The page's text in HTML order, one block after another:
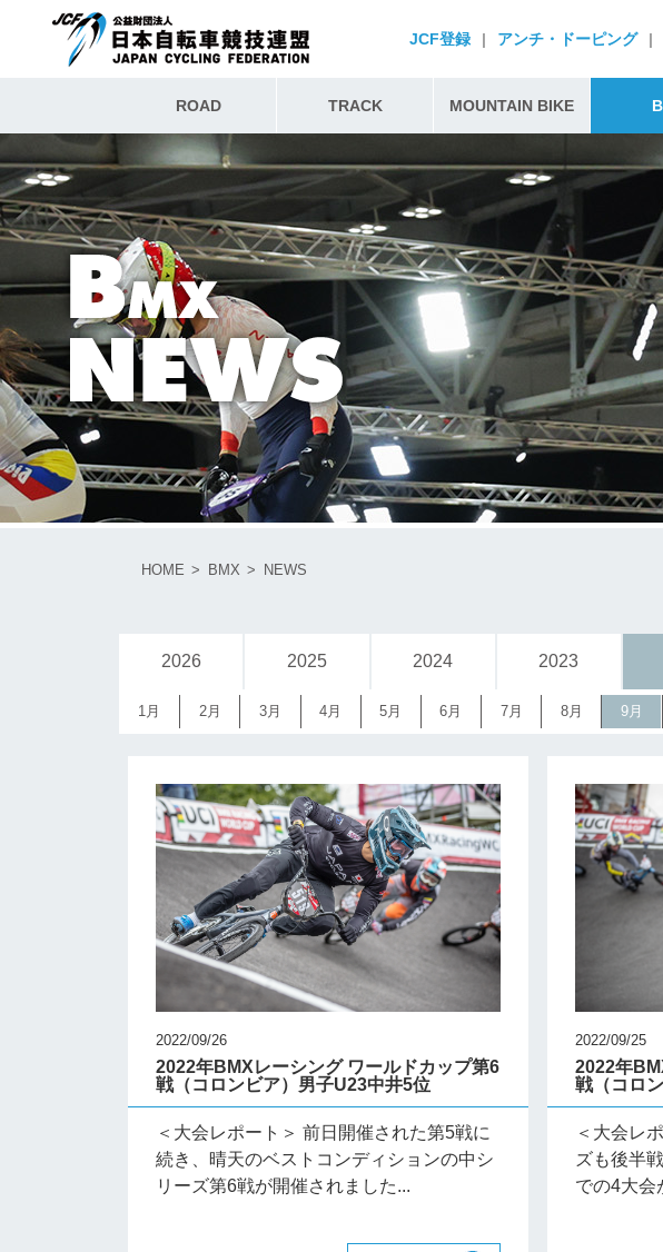
JCF登録 | アンチ・ドーピング |
ROAD TRACK MOUNTAIN BIKE
HOME BMX NEWS
2026 2025 2024 2023
1月 2月 3月 4月 5月 6月 7月 8月 9月
2022/09/26
2022年BMXレーシング ワールドカップ第6
戦（コロンビア）男子U23中井5位
＜大会レポート＞ 前日開催された第5戦に
続き、晴天のベストコンディションの中シ
リーズ第6戦が開催されました...
2022/09/25
2022年
戦（コロ
＜大会レ
ズも後半
での4大会